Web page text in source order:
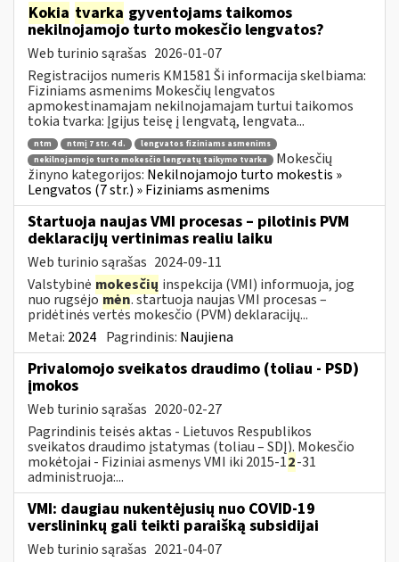
Kokia tvarka gyventojams taikomos
nekilnojamojo turto mokesčio lengvatos?
Web turinio sąrašas 2026-01-07
Registracijos numeris KM1581 Ši informacija skelbiama:
Fiziniams asmenims Mokesčių lengvatos
apmokestinamajam nekilnojamajam turtui taikomos
tokia tvarka: Įgijus teisę į lengvatą, lengvata...
ntm ntmį 7 str. 4 d.
lengvatos fiziniams asmenims
nekilnojamojo turto mokesčio lengvatų taikymo tvarka
Mokesčių
žinyno kategorijos: Nekilnojamojo turto mokestis »
Lengvatos (7 str.) » Fiziniams asmenims
Startuoja naujas VMI procesas – pilotinis PVM
deklaracijų vertinimas realiu laiku
Web turinio sąrašas 2024-09-11
Valstybinė mokesčių inspekcija (VMI) informuoja, jog
nuo rugsėjomėn. startuoja naujas VMI procesas –
pridėtinės vertės mokesčio (PVM) deklaracijų...
Metai: 2024 Pagrindinis: Naujiena
Privalomojo sveikatos draudimo (toliau - PSD)
įmokos
Web turinio sąrašas 2020-02-27
Pagrindinis teisės aktas - Lietuvos Respublikos
sveikatos draudimo įstatymas (toliau – SDĮ). Mokesčio
mokėtojai - Fiziniai asmenys VMI iki 2015-12-31
administruoja:...
VMI: daugiau nukentėjusių nuo COVID-19
verslininkų gali teikti paraišką subsidijai
Web turinio sąrašas 2021-04-07